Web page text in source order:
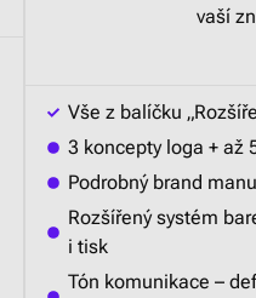
vaší
Vše z balíčku
3 koncepty loga + až
Podrobný brand
Rozšířený systém
i tisk
Tón komunikace –